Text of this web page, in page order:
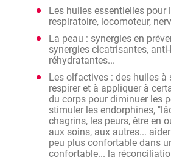
Les huiles essentielles pour
respiratoire, locomoteur,
La peau : synergies en
synergies cicatrisantes,
réhydratantes...
Les olfactives : des huiles
respirer et à appliquer à
du corps pour diminuer les
stimuler les endorphines,
chagrins, les peurs, être en
aux soins, aux autres...
peu plus confortable dans
confortable... la